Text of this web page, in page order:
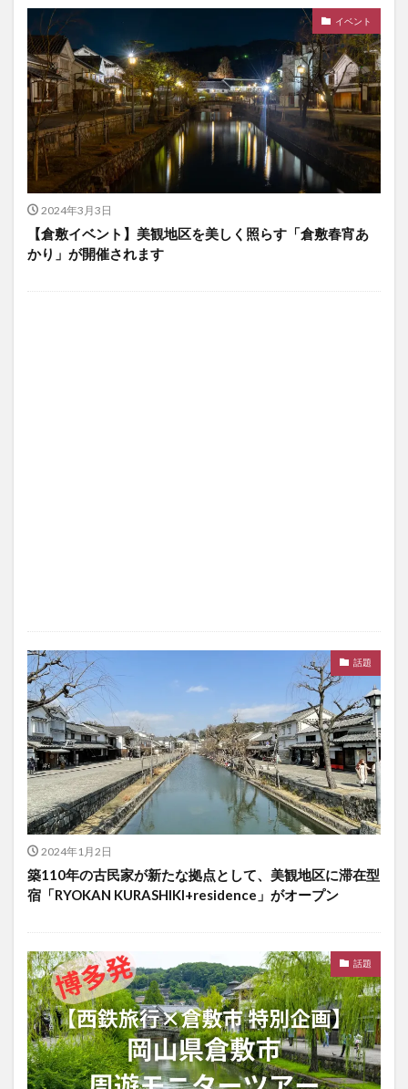
イベント
2024年3月3日
【倉敷イベント】美観地区を美しく照らす「倉敷春宵あ
かり」が開催されます
話題
2024年1月2日
築110年の古民家が新たな拠点として、美観地区に滞在型
宿「RYOKAN KURASHIKI+residence」がオープン
話題